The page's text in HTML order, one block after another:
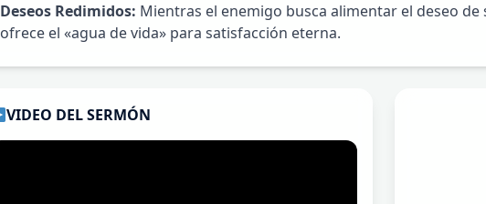
Deseos Redimidos: Mientras el enemigo busca alimentar el deseo de
ofrece el «agua de vida» para satisfacción eterna.
VIDEO DEL SERMÓN